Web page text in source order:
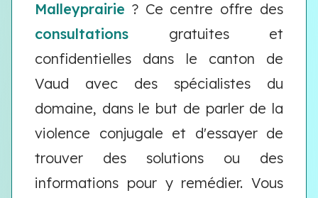
Malleyprairie ? Ce centre offre des
consultations gratuites et
confidentielles dans le canton de
Vaud avec des spécialistes du
domaine, dans le but de parler de la
violence conjugale et d'essayer de
trouver des solutions ou des
informations pour y remédier. Vous